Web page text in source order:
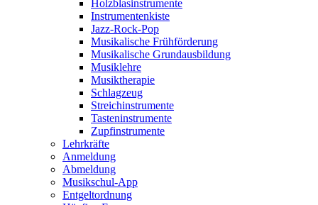
Holzblasinstrumente
Instrumentenkiste
Jazz-Rock-Pop
Musikalische Frühförderung
Musikalische Grundausbildung
Musiklehre
Musiktherapie
Schlagzeug
Streichinstrumente
Tasteninstrumente
Zupfinstrumente
Lehrkräfte
Anmeldung
Abmeldung
Musikschul-App
Entgeltordnung